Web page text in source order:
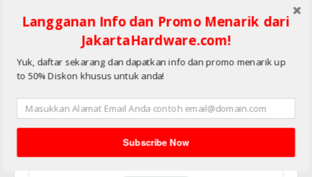
Digital Indicator INSIZE 2103 50 50.8mm/2"
Harga : Rp7.949.000,00
Langganan Info dan Promo Menarik dari
JakartaHardware.com!
Yuk, daftar sekarang dan dapatkan info dan promo menarik up
to 50% Diskon khusus untuk anda!
Subscribe Now